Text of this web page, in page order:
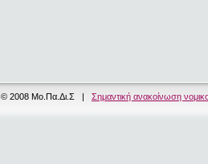
© 2008 Μο.Πα.Δι.Σ | Σημαντική ανακοίνωση